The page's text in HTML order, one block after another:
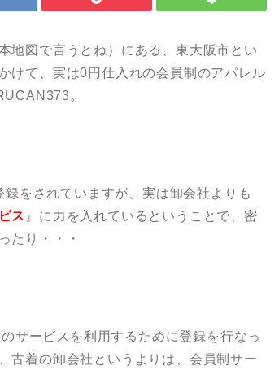
地図で言うとね）にある、東大阪市とい
けて、実は0円仕入れの会員制のアパレル
。
をされていますが、実は卸会社よりも
ス 』に力を入れているということで、密
たり・・・
サービスを利用するために登録を行なっ
古着の卸会社というよりは、会員制サー